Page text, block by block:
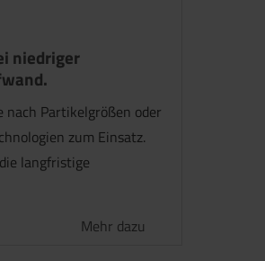
niedriger
nach Partikelgrößen oder
zum Einsatz.
langfristige
Mehr dazu